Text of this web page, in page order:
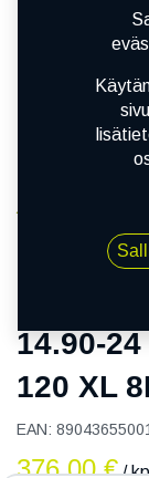
14.90-24
VUODEN
14.90-
120 XL
EAN:
376,00€ /